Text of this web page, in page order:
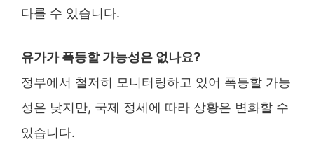
다를 수 있습니다.
유가가 폭등할 가능성은 없나요?
정부에서 철저히 모니터링하고 있어 폭등할 가능
성은 낮지만, 국제 정세에 따라 상황은 변화할 수
있습니다.